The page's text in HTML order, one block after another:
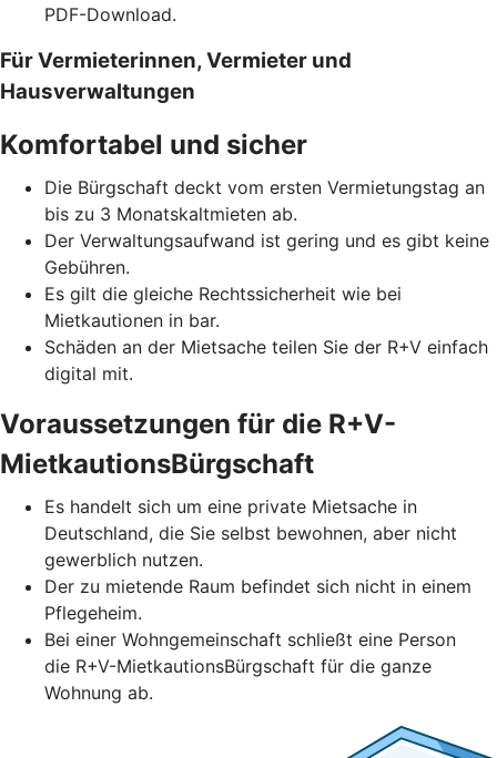
PDF-Download.
Für Vermieterinnen, Vermieter und
Hausverwaltungen
Komfortabel und sicher
Die Bürgschaft deckt vom ersten Vermietungstag an
bis zu 3 Monatskaltmieten ab.
Der Verwaltungsaufwand ist gering und es gibt keine
Gebühren.
Es gilt die gleiche Rechtssicherheit wie bei
Mietkautionen in bar.
Schäden an der Mietsache teilen Sie der R+V einfach
digital mit.
Voraussetzungen für die R+V-
MietkautionsBürgschaft
Es handelt sich um eine private Mietsache in
Deutschland, die Sie selbst bewohnen, aber nicht
gewerblich nutzen.
Der zu mietende Raum befindet sich nicht in einem
Pflegeheim.
Bei einer Wohngemeinschaft schließt eine Person
die R+V-MietkautionsBürgschaft für die ganze
Wohnung ab.